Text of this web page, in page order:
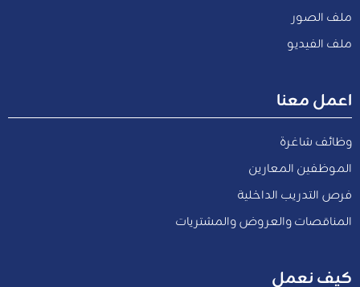
ملف الصور
ملف الفيديو
اعمل معنا
وظائف شاغرة
الموظفين المعارين
فرص التدريب الداخلية
المناقصات والعروض والمشتريات
كيف نعمل